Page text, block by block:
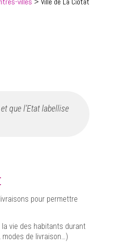
que l’Etat labellise
pour permettre
vie des habitants durant
de livraison…)